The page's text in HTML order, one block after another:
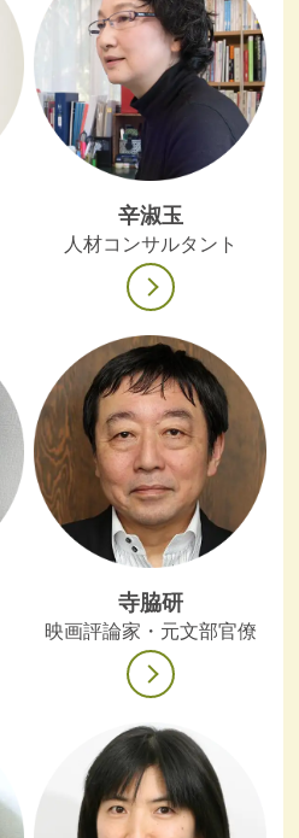
辛淑玉
人材コンサルタント
寺脇研
映画評論家・元文部官僚